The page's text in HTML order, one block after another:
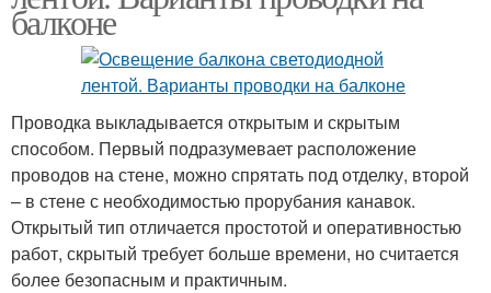
балконе
Проводка выкладывается открытым и скрытым
способом. Первый подразумевает расположение
проводов на стене, можно спрятать под отделку, второй
– в стене с необходимостью прорубания канавок.
Открытый тип отличается простотой и оперативностью
работ, скрытый требует больше времени, но считается
более безопасным и практичным.